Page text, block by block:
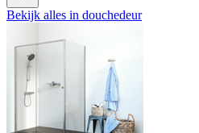
Bekijk alles in douchedeur